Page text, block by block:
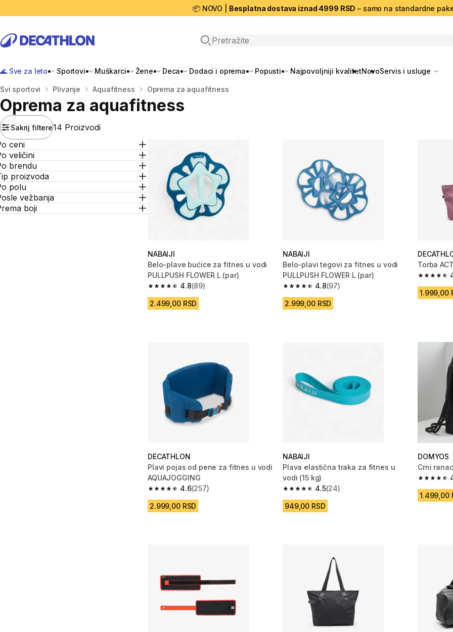
📦 NOVO | Besplatna dostava iznad 4999 RSD – samo na standardne
Open search
🌊 Sve za leto Sportovi Muškarci Žene Deca Dodaci i oprema Popusti Najpovoljniji kvalitetNovoServis i usluge
Početna stranica
Svi sportovi Plivanje Aquafitness Oprema za aquafitness
Oprema za aquafitness
Sakrij filtere14 Proizvodi
ceni
veličini
brendu
proizvoda
polu
vežbanja
boji
NABAIJI
Belo-plave bućice za fitnes u vodi
PULLPUSH FLOWER L (par)
4.8
4.8 od 5 zvezdica from 89 Recenzije
(89)
2.499,00 RSD
NABAIJI
Belo-plavi tegovi za fitnes u vodi
PULLPUSH FLOWER L (par)
4.8
4.8 od 5 zvezdica from 97 Recenzije
(97)
2.999,00 RSD
Torba
4.9 od 5
1.999,00
DECATHLON
Plavi pojas od pene za fitnes u vodi
AQUAJOGGING
4.6
4.6 od 5 zvezdica from 257 Recenzije
(257)
2.999,00 RSD
NABAIJI
Plava elastična traka za fitnes u
vodi (15 kg)
4.5
4.5 od 5 zvezdica from 24 Recenzije
(24)
949,00 RSD
DOMYOS
Crni
4.7 od 5
1.499,00